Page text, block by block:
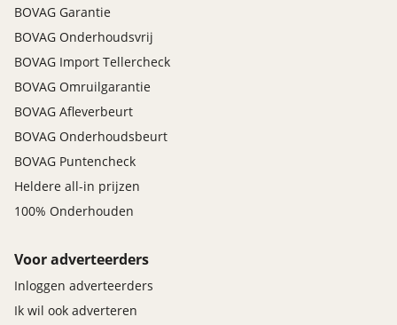
BOVAG Garantie
BOVAG Onderhoudsvrij
BOVAG Import Tellercheck
BOVAG Omruilgarantie
BOVAG Afleverbeurt
BOVAG Onderhoudsbeurt
BOVAG Puntencheck
Heldere all-in prijzen
100% Onderhouden
Voor adverteerders
Inloggen adverteerders
Ik wil ook adverteren